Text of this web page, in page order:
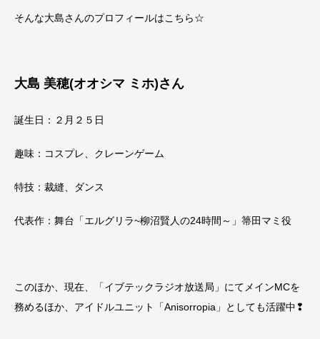
そんな大島さんのプロフィールはこちら☆
大島 美穂(オオシマ ミホ)さん
誕生日：２月２５日
趣味：コスプレ、クレーンゲーム
特技：裁縫、ダンス
代表作：舞台「エルグリラ~柳沼賢人の24時間～」箒田マミ役
このほか、現在、「イブテックラジオ放送局」にてメインMCを
務めるほか、アイドルユニット「Anisorropia」としても活躍中❢